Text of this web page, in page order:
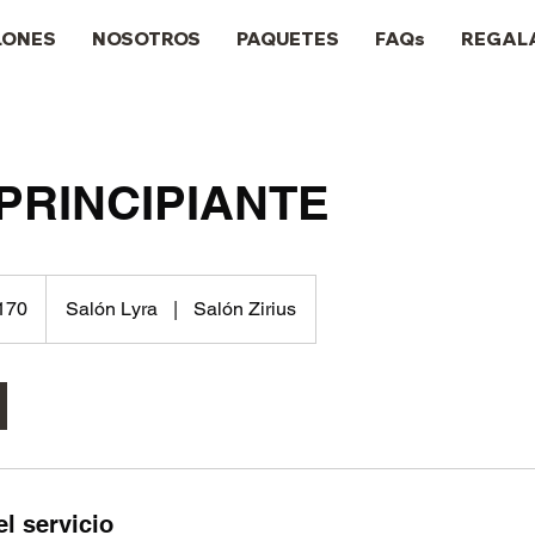
NOSOTROS PAQUETES FAQs
Salón Lyra | Salón Zirius
servicio